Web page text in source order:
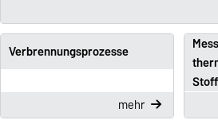
Verbrennungsprozesse
mehr